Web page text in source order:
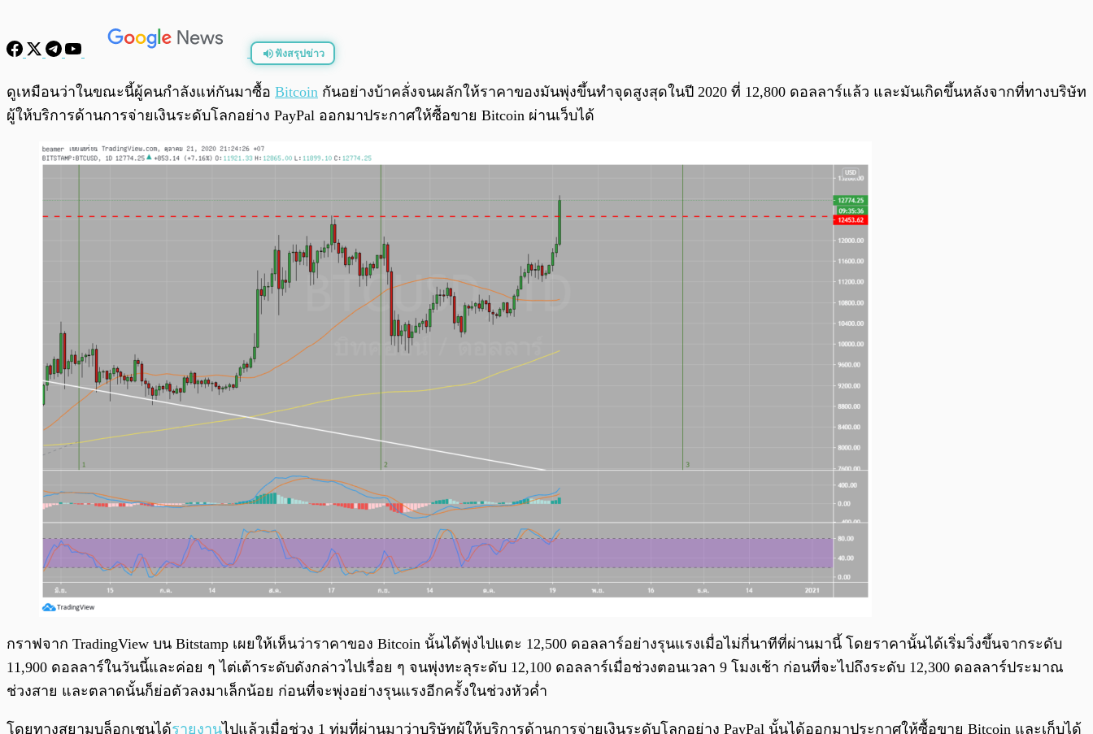
ฟังสรุปข่าว
พร้อมเล่น 0:00 0:00
ดูเหมือนว่าในขณะนี้ผู้คนกำลังแห่กันมาซื้อ Bitcoin กันอย่างบ้าคลั่งจนผลักให้ราคาของมันพุ่งขึ้นทำจุดสูงสุดในปี 2020 ที่ 12,800 ดอลลาร์แล้ว และมันเกิดขึ้นหลังจากที่ทางบริษัท
ผู้ให้บริการด้านการจ่ายเงินระดับโลกอย่าง PayPal ออกมาประกาศให้ซืัอขาย Bitcoin ผ่านเว็บได้
กราฟจาก TradingView บน Bitstamp เผยให้เห็นว่าราคาของ Bitcoin นั้นได้พุ่งไปแตะ 12,500 ดอลลาร์อย่างรุนแรงเมื่อไม่กี่นาทีที่ผ่านมานี้ โดยราคานั้นได้เริ่มวิ่งขึ้นจากระดับ
11,900 ดอลลาร์ในวันนี้และค่อย ๆ ไต่เต้าระดับดังกล่าวไปเรื่อย ๆ จนพุ่งทะลุระดับ 12,100 ดอลลาร์เมื่อช่วงตอนเวลา 9 โมงเช้า ก่อนที่จะไปถึงระดับ 12,300 ดอลลาร์ประมาณ
ช่วงสาย และตลาดนั้นก็ย่อตัวลงมาเล็กน้อย ก่อนที่จะพุ่งอย่างรุนแรงอีกครั้งในช่วงหัวค่ำ
โดยทางสยามบล็อกเชนได้รายงานไปแล้วเมื่อช่วง 1 ทุ่มที่ผ่านมาว่าบริษัทผู้ให้บริการด้านการจ่ายเงินระดับโลกอย่าง PayPal นั้นได้ออกมาประกาศให้ซื้อขาย Bitcoin และเก็บได้